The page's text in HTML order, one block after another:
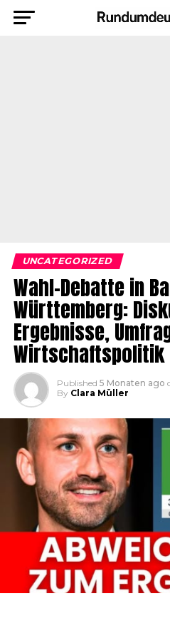
UNCATEGORIZED
Wahl-Debatte in
Württemberg:
Ergebnisse,
Wirtschaftspolitik
Published 5 Monaten ago
By Clara Müller